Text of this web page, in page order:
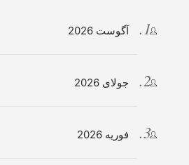
آگوست 2026
جولای 2026
فوریه 2026